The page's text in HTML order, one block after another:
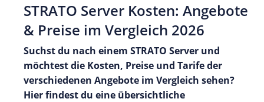
STRATO Server Kosten: Angebote
& Preise im Vergleich 2026
Suchst du nach einem STRATO Server und
möchtest die Kosten, Preise und Tarife der
verschiedenen Angebote im Vergleich sehen?
Hier findest du eine übersichtliche